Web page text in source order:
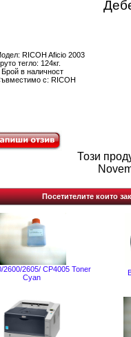
RICOH Aficio 2003
тегло: 124кг.
Брой в наличност
с: RICOH
Този
Посетителите които
2600/2605/ CP4005 Toner
Cyan